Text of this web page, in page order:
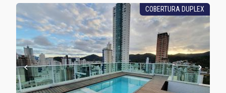
COBERTURA DUPLEX